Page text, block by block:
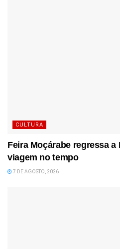
CULTURA
Feira Moçárabe regressa
viagem no tempo
7 DE AGOSTO, 2026